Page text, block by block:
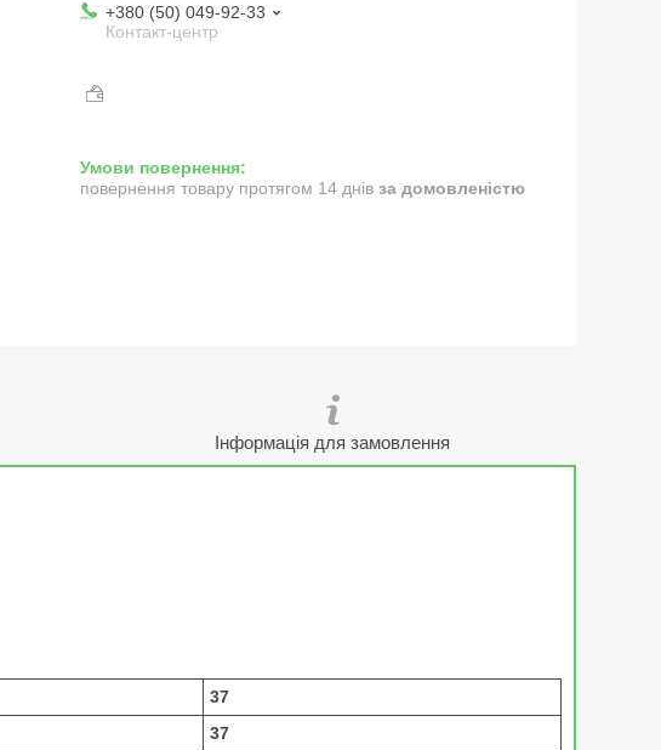
+380 (50) 049-92-33
Контакт-центр
повернення товару протягом 14 днів за домовленістю
Інформація для замовлення
37
37